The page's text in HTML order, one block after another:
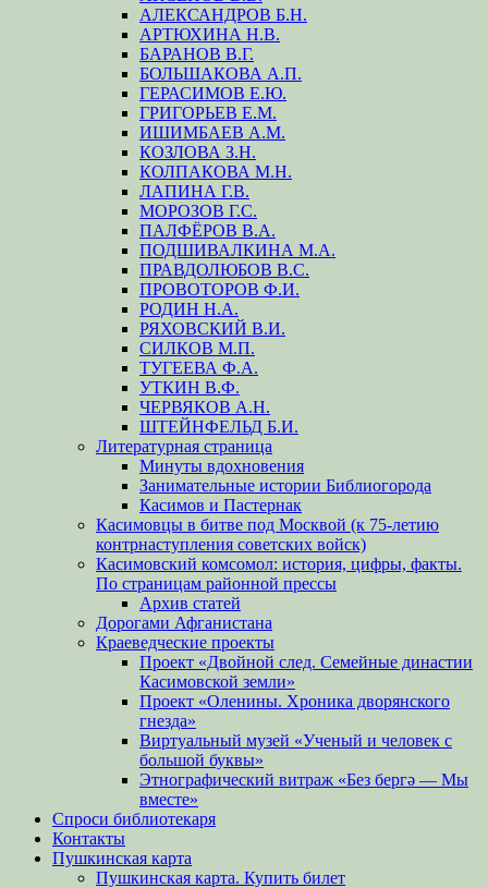
АЛЕКСАНДРОВ Б.Н.
АРТЮХИНА Н.В.
БАРАНОВ В.Г.
БОЛЬШАКОВА А.П.
ГЕРАСИМОВ Е.Ю.
ГРИГОРЬЕВ Е.М.
ИШИМБАЕВ А.М.
КОЗЛОВА З.Н.
КОЛПАКОВА М.Н.
ЛАПИНА Г.В.
МОРОЗОВ Г.С.
ПАЛФЁРОВ В.А.
ПОДШИВАЛКИНА М.А.
ПРАВДОЛЮБОВ В.С.
ПРОВОТОРОВ Ф.И.
РОДИН Н.А.
РЯХОВСКИЙ В.И.
СИЛКОВ М.П.
ТУГЕЕВА Ф.А.
УТКИН В.Ф.
ЧЕРВЯКОВ А.Н.
ШТЕЙНФЕЛЬД Б.И.
Литературная страница
Минуты вдохновения
Занимательные истории Библиогорода
Касимов и Пастернак
Касимовцы в битве под Москвой (к 75-летию
контрнаступления советских войск)
Касимовский комсомол: история, цифры, факты.
По страницам районной прессы
Архив статей
Дорогами Афганистана
Краеведческие проекты
Проект «Двойной след. Семейные династии
Касимовской земли»
Проект «Оленины. Хроника дворянского
гнезда»
Виртуальный музей «Ученый и человек с
большой буквы»
Этнографический витраж «Без бергə — Мы
вместе»
Спроси библиотекаря
Контакты
Пушкинская карта
Пушкинская карта. Купить билет